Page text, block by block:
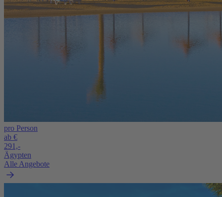
pro Person
ab €
291,-
Ägypten
Alle Angebote